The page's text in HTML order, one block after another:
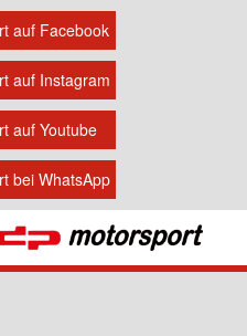
auf Facebook
auf Instagram
auf Youtube
bei WhatsApp